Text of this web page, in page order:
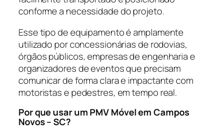
conforme a necessidade do projeto.
Esse tipo de equipamento é amplamente
utilizado por concessionárias de rodovias,
órgãos públicos, empresas de engenharia e
organizadores de eventos que precisam
comunicar de forma clara e impactante com
motoristas e pedestres, em tempo real.
Por que usar um PMV Móvel em Campos
Novos – SC?